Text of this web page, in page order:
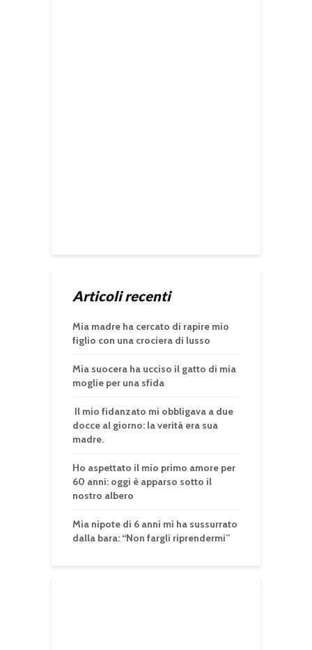
Articoli recenti
Mia madre ha cercato di rapire mio
figlio con una crociera di lusso
Mia suocera ha ucciso il gatto di mia
moglie per una sfida
Il mio fidanzato mi obbligava a due
docce al giorno: la verità era sua
madre.
Ho aspettato il mio primo amore per
60 anni: oggi è apparso sotto il
nostro albero
Mia nipote di 6 anni mi ha sussurrato
dalla bara: “Non fargli riprendermi”